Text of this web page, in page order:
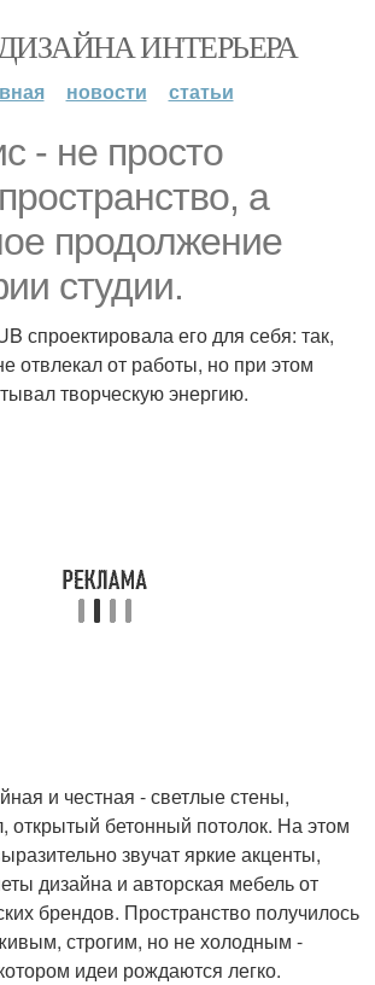
ИНТЕРЬЕРА
новости статьи
- не просто
а
продолжение
студии.
спроектировала его для себя: так,
отвлекал от работы, но при этом
творческую энергию.
и честная - светлые стены,
открытый бетонный потолок. На этом
звучат яркие акценты,
дизайна и авторская мебель от
брендов. Пространство получилось
строгим, но не холодным -
идеи рождаются легко.